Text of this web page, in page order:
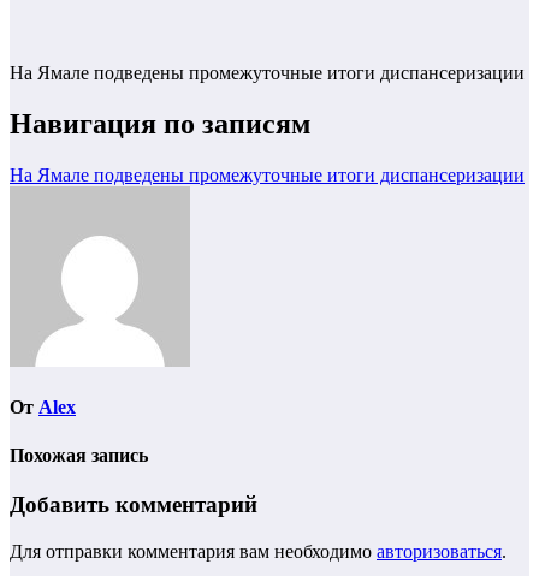
На Ямале подведены промежуточные итоги диспансеризации
Навигация по записям
На Ямале подведены промежуточные итоги диспансеризации
От Alex
Похожая запись
Добавить комментарий
Для отправки комментария вам необходимо авторизоваться.